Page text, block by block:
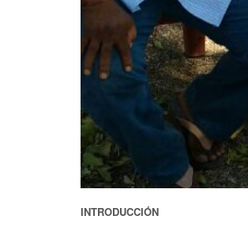
INTRODUCCIÓN